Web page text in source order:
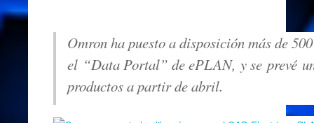
Omron ha puesto a disposición más de
el “Data Portal” de ePLAN, y se prevé
productos a partir de abril.